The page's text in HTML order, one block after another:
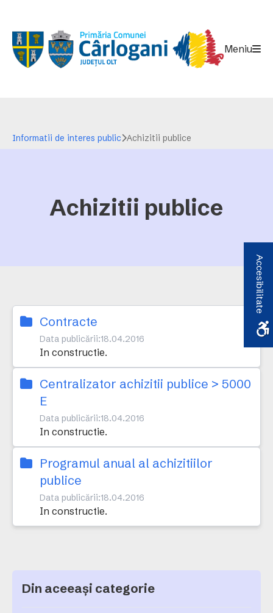
Meniu
Informatii de interes public Achizitii publice
Achizitii publice
Contracte
Data publicării:18.04.2016
In constructie.
Centralizator achizitii publice > 5000
E
Data publicării:18.04.2016
In constructie.
Programul anual al achizitiilor
publice
Data publicării:18.04.2016
In constructie.
Din aceeași categorie
Accesibilitate